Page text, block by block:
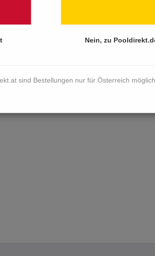
Nein, zu
sind Bestellungen nur für Österreich